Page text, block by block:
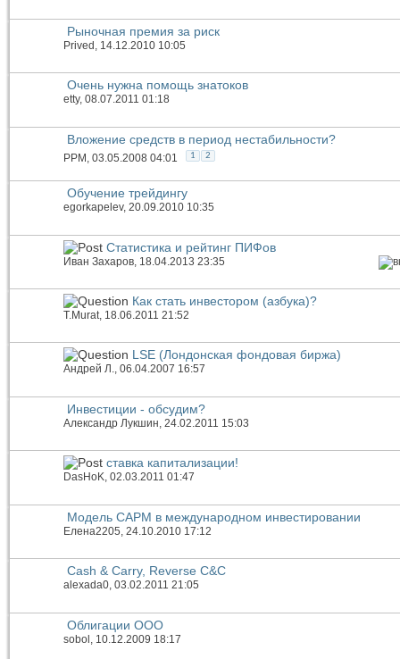
Рыночная премия за риск
Prived , 14.12.2010 10:05
Очень нужна помощь знатоков
etty, 08.07.2011 01:18
Вложение средств в период нестабильности?
PPM , 03.05.2008 04:01 1 2
Обучение трейдингу
egorkapelev, 20.09.2010 10:35
Статистика и рейтинг ПИФов
Иван Захаров , 18.04.2013 23:35
Как стать инвестором (азбука)?
T.Murat, 18.06.2011 21:52
LSE (Лондонская фондовая биржа)
Андрей Л., 06.04.2007 16:57
Инвестиции - обсудим?
Александр Лукшин, 24.02.2011 15:03
ставка капитализации!
DasHoK, 02.03.2011 01:47
Модель CAPM в международном инвестировании
Елена2205, 24.10.2010 17:12
Cash & Carry, Reverse C&C
alexada0, 03.02.2011 21:05
Облигации ООО
sobol, 10.12.2009 18:17